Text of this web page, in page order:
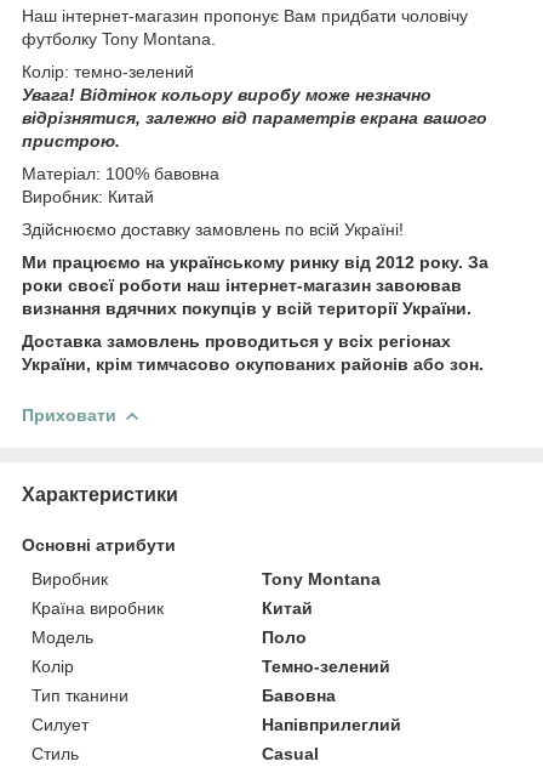
Наш інтернет-магазин пропонує Вам придбати чоловічу
футболку Tony Montana.
Колір: темно-зелений
Увага! Відтінок кольору виробу може незначно
відрізнятися, залежно від параметрів екрана вашого
пристрою.
Матеріал: 100% бавовна
Виробник: Китай
Здійснюємо доставку замовлень по всій Україні!
Ми працюємо на українському ринку від 2012 року. За
роки своєї роботи наш інтернет-магазин завоював
визнання вдячних покупців у всій території України.
Доставка замовлень проводиться у всіх регіонах
України, крім тимчасово окупованих районів або зон.
Приховати
Характеристики
Основні атрибути
Виробник
Tony Montana
Країна виробник
Китай
Модель
Поло
Колір
Темно-зелений
Тип тканини
Бавовна
Силует
Напівприлеглий
Стиль
Casual